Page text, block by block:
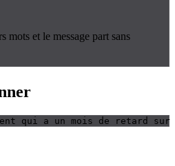
mots et le message part sans
qui a un mois de retard sur